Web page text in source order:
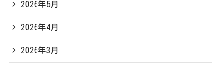
2026年5月
2026年4月
2026年3月